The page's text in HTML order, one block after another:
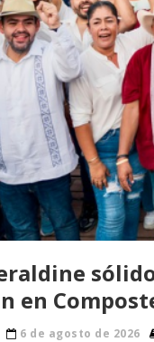
en
6 de agosto de 2026